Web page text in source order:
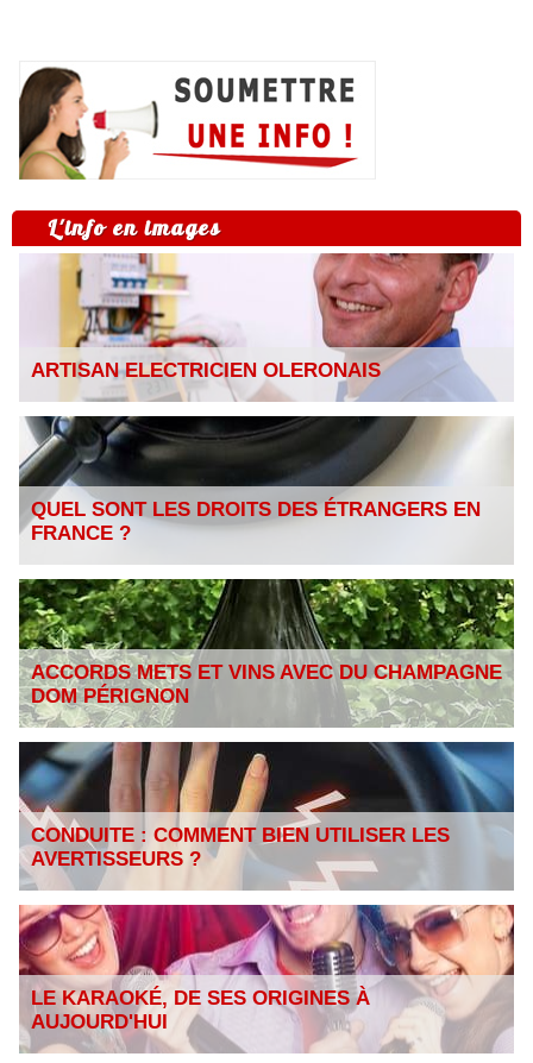
L'info en images
ARTISAN ELECTRICIEN OLERONAIS
QUEL SONT LES DROITS DES ÉTRANGERS EN
FRANCE ?
ACCORDS METS ET VINS AVEC DU CHAMPAGNE
DOM PÉRIGNON
CONDUITE : COMMENT BIEN UTILISER LES
AVERTISSEURS ?
LE KARAOKÉ, DE SES ORIGINES À
AUJOURD'HUI